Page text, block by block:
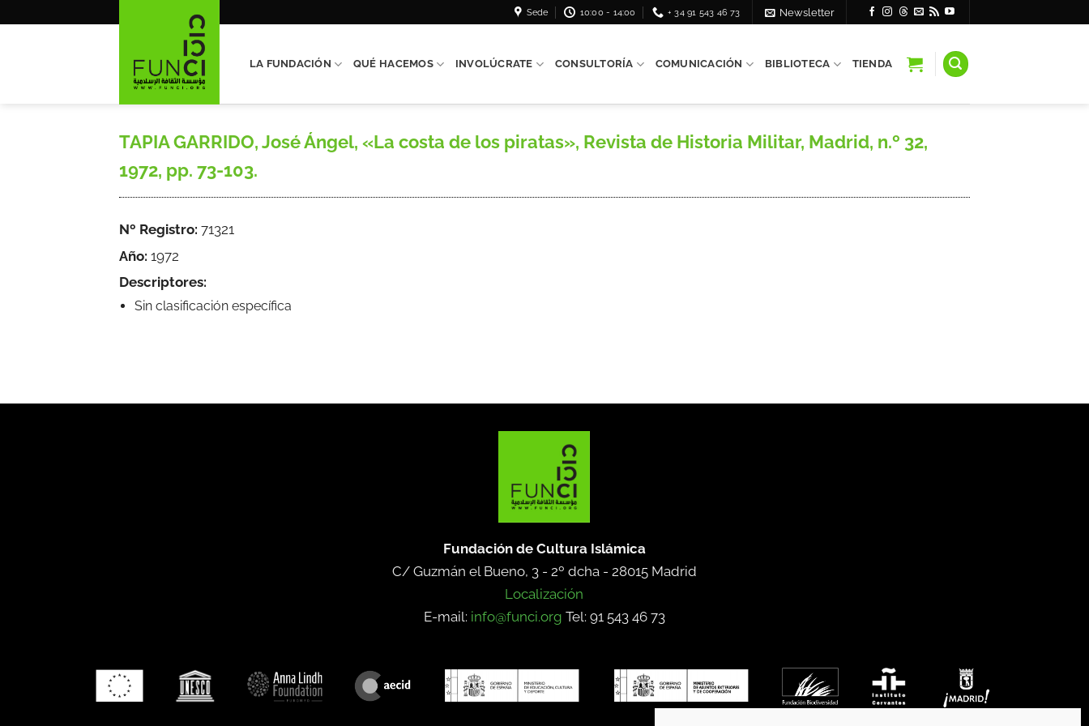
Sede 10:00 - 14:00 + 34 91 543 46 73 Newsletter
LA FUNDACIÓN QUÉ HACEMOS INVOLÚCRATE CONSULTORÍA COMUNICACIÓN BIBLIOTECA TIENDA
TAPIA GARRIDO, José Ángel, «La costa de los piratas», Revista de Historia Militar, Madrid, n.º 32,
1972, pp. 73-103.
Nº Registro: 71321
Año: 1972
Descriptores:
Sin clasificación específica
Fundación de Cultura Islámica
C/ Guzmán el Bueno, 3 - 2º dcha - 28015 Madrid
Localización
E-mail: info@funci.org Tel: 91 543 46 73